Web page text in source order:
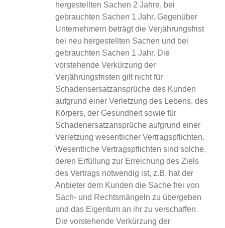
hergestellten Sachen 2 Jahre, bei
gebrauchten Sachen 1 Jahr. Gegenüber
Unternehmern beträgt die Verjährungsfrist
bei neu hergestellten Sachen und bei
gebrauchten Sachen 1 Jahr. Die
vorstehende Verkürzung der
Verjährungsfristen gilt nicht für
Schadensersatzansprüche des Kunden
aufgrund einer Verletzung des Lebens, des
Körpers, der Gesundheit sowie für
Schadenersatzansprüche aufgrund einer
Verletzung wesentlicher Vertragspflichten.
Wesentliche Vertragspflichten sind solche,
deren Erfüllung zur Erreichung des Ziels
des Vertrags notwendig ist, z.B. hat der
Anbieter dem Kunden die Sache frei von
Sach- und Rechtsmängeln zu übergeben
und das Eigentum an ihr zu verschaffen.
Die vorstehende Verkürzung der